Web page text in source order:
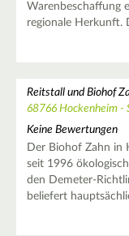
Warenbeschaffung
regionale Herkunft.
Reitstall und Biohof
68766 Hockenheim -
Keine Bewertungen
Der Biohof Zahn in
seit 1996
den Demeter-
beliefert